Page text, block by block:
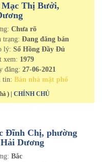
Mạc Thị Bưởi,
Chưa rõ
trạng: Đang đăng bán
lý: Sổ Hồng Đầy Đủ
xem: 1979
đăng: 27-06-2021
tin: Bán nhà mặt phố
) | CHÍNH CHỦ
Đĩnh Chị, phường
Dương
Bắc